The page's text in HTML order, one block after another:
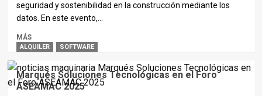
seguridad y sostenibilidad en la construcción mediante los
datos. En este evento,...
MÁS
ALQUILER SOFTWARE
Marqués Soluciones Tecnológicas en el Foro
ASEAMAC 2025